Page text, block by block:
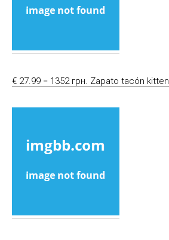
€ 27.99 = 1352 грн. Zapato tacón kitten